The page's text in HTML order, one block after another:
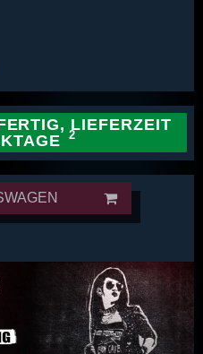
LIEFERZEIT